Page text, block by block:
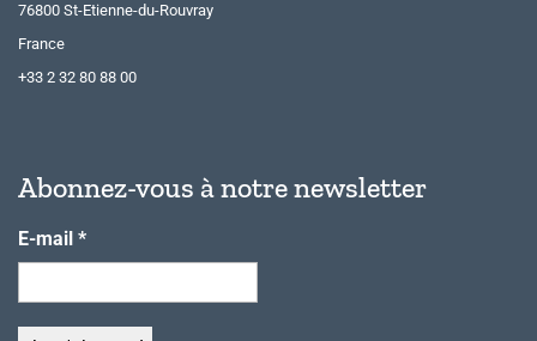
76800 St-Etienne-du-Rouvray
France
+33 2 32 80 88 00
Abonnez-vous à notre newsletter
E-mail *